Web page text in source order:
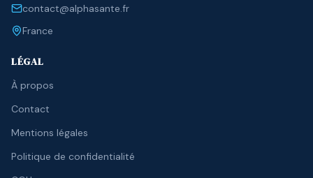
contact@alphasante.fr
France
LÉGAL
À propos
Contact
Mentions légales
Politique de confidentialité